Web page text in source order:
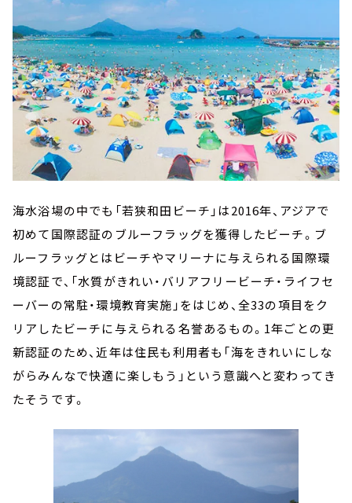
海水浴場の中でも「若狭和田ビーチ」は2016年、アジアで
初めて国際認証のブルーフラッグを獲得したビーチ。ブ
ルーフラッグとはビーチやマリーナに与えられる国際環
境認証で、「水質がきれい・バリアフリービーチ・ライフセ
ーバーの常駐・環境教育実施」をはじめ、全33の項目をク
リアしたビーチに与えられる名誉あるもの。1年ごとの更
新認証のため、近年は住民も利用者も「海をきれいにしな
がらみんなで快適に楽しもう」という意識へと変わってき
たそうです。